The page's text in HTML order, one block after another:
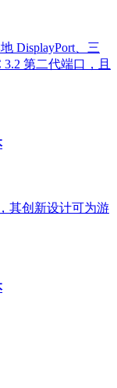
DisplayPort、三
第二代端口，且
其创新设计可为游